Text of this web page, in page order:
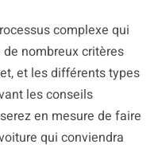
complexe qui
nombreux critères
et les différents types
les conseils
en mesure de faire
qui conviendra